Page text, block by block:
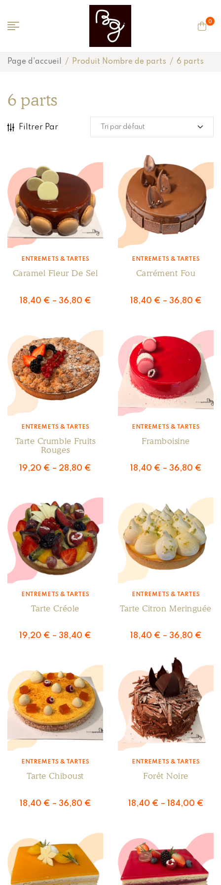
0
Page d'accueil / Produit Nombre de parts / 6 parts
6 parts
Filtrer Par
ENTREMETS & TARTES
Caramel Fleur De Sel
18,40 € – 36,80 €
ENTREMETS & TARTES
Carrément Fou
18,40 € – 36,80 €
ENTREMETS & TARTES
Tarte Crumble Fruits
Rouges
19,20 € – 28,80 €
ENTREMETS & TARTES
Framboisine
18,40 € – 36,80 €
ENTREMETS & TARTES
Tarte Créole
19,20 € – 38,40 €
ENTREMETS & TARTES
Tarte Citron Meringuée
18,40 € – 36,80 €
ENTREMETS & TARTES
Tarte Chiboust
18,40 € – 36,80 €
ENTREMETS & TARTES
Forêt Noire
18,40 € – 184,00 €